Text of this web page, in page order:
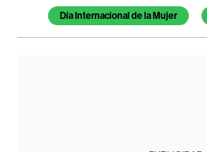
Día Internacional de la Mujer